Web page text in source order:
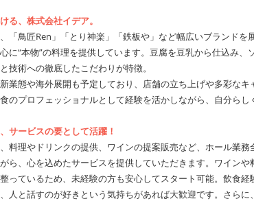
る、株式会社イデア。
「鳥匠Ren」「とり神楽」「鉄板や」など幅広いブランドを
に“本物”の料理を提供しています。豆腐を豆乳から仕込み、
技術への徹底したこだわりが特徴。
業態や海外展開も予定しており、店舗の立ち上げや多彩なキ
のプロフェッショナルとして経験を活かしながら、自分らし
サービスの要として活躍！
料理やドリンクの提供、ワインの提案販売など、ホール業務
ら、心を込めたサービスを提供していただきます。ワインや
っているため、未経験の方も安心してスタート可能。飲食経
人と話すのが好きという気持ちがあれば大歓迎です。さらに